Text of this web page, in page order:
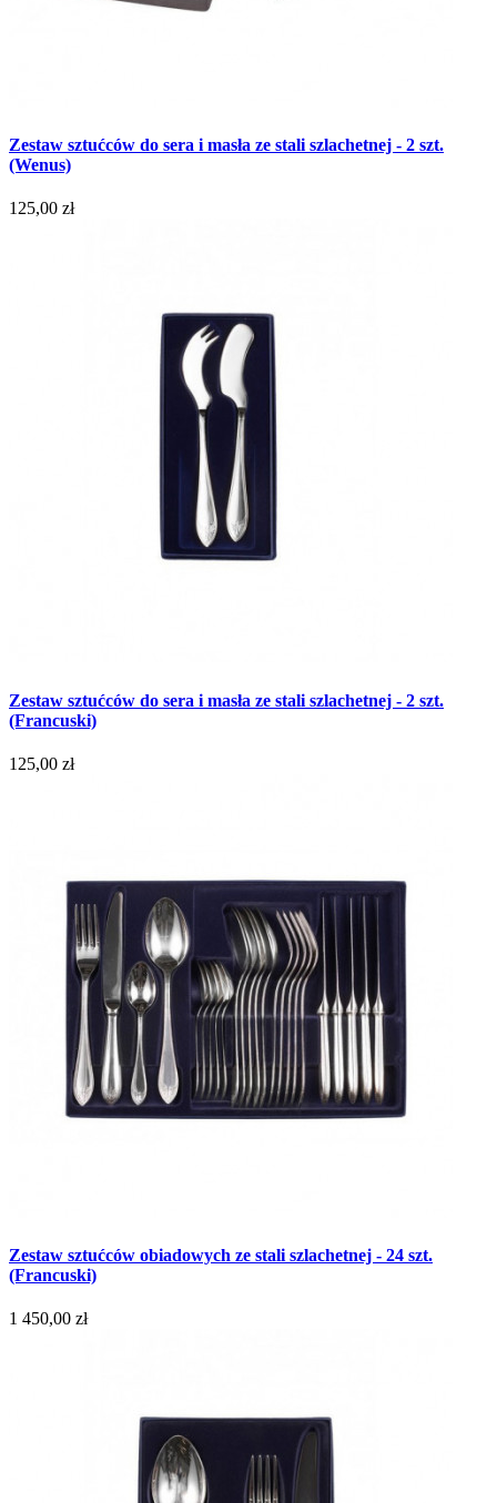
Zestaw sztućców do sera i masła ze stali szlachetnej - 2 szt.
(Wenus)
125,00 zł
Zestaw sztućców do sera i masła ze stali szlachetnej - 2 szt.
(Francuski)
125,00 zł
Zestaw sztućców obiadowych ze stali szlachetnej - 24 szt.
(Francuski)
1 450,00 zł